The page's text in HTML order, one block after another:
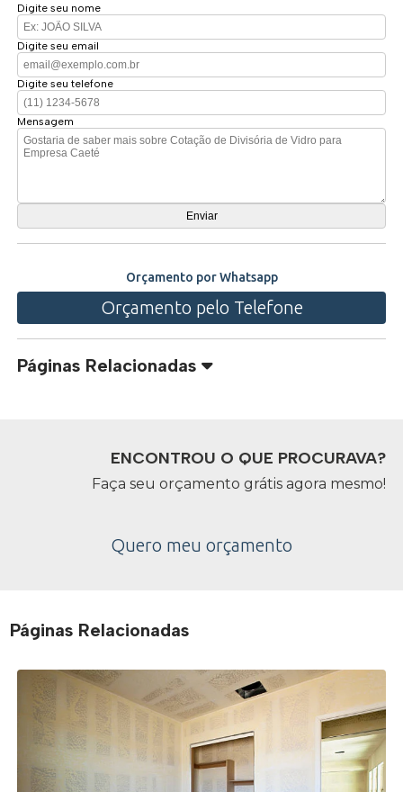
Digite seu nome
Digite seu email
Digite seu telefone
Mensagem
Orçamento por Whatsapp
Orçamento pelo Telefone
Páginas Relacionadas
ENCONTROU O QUE PROCURAVA?
Faça seu orçamento grátis agora mesmo!
Quero meu orçamento
Páginas Relacionadas